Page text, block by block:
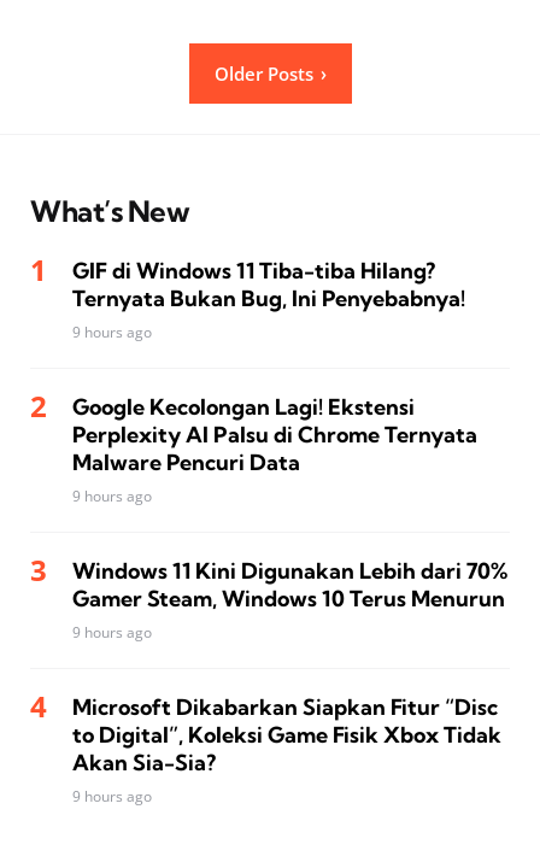
Older Posts
What’s New
GIF di Windows 11 Tiba-tiba Hilang?
Ternyata Bukan Bug, Ini Penyebabnya!
9 hours ago
Google Kecolongan Lagi! Ekstensi
Perplexity AI Palsu di Chrome Ternyata
Malware Pencuri Data
9 hours ago
Windows 11 Kini Digunakan Lebih dari 70%
Gamer Steam, Windows 10 Terus Menurun
9 hours ago
Microsoft Dikabarkan Siapkan Fitur “Disc
to Digital”, Koleksi Game Fisik Xbox Tidak
Akan Sia-Sia?
9 hours ago